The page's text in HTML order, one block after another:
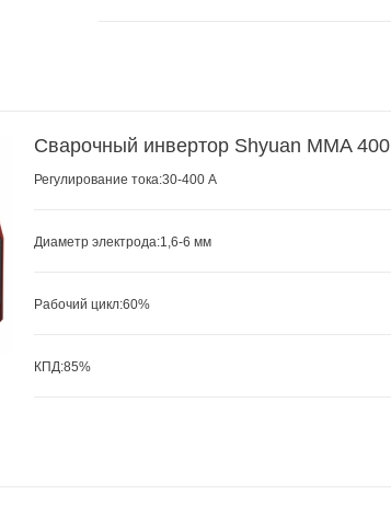
Сварочный инвертор Shyuan MMA 400
Регулирование тока:30-400 А
Диаметр электрода:1,6-6 мм
Рабочий цикл:60%
КПД:85%